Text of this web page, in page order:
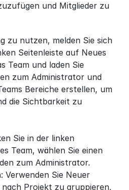
und Mitglieder zu
zu nutzen, melden Sie sich
Seitenleiste auf Neues
Team und laden Sie
zum Administrator und
Bereiche erstellen, um
die Sichtbarkeit zu
Sie in der linken
Team, wählen Sie einen
zum Administrator.
Verwenden Sie Neuer
Projekt zu gruppieren,